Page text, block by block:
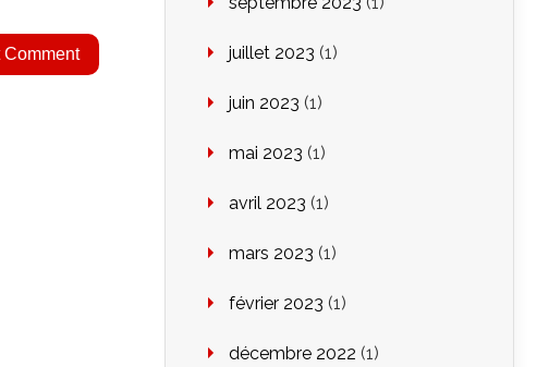
juillet 2023 (1)
juin 2023 (1)
mai 2023 (1)
avril 2023 (1)
mars 2023 (1)
février 2023 (1)
décembre 2022 (1)